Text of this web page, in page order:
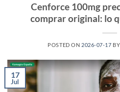
Cenforce 100mg
comprar original: lo
POSTED ON 2026-07-17 BY
17
Jul